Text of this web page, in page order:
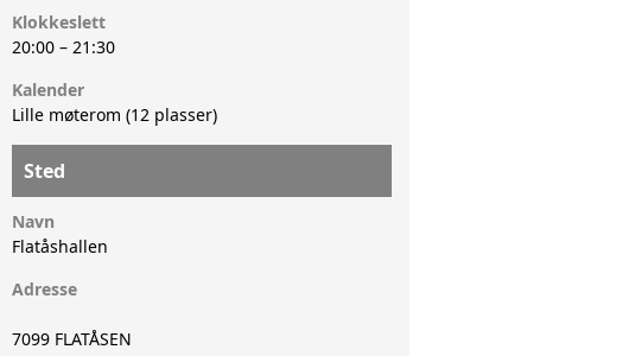
Klokkeslett
20:00 – 21:30
Kalender
Lille møterom (12 plasser)
Sted
Navn
Flatåshallen
Adresse
7099 FLATÅSEN